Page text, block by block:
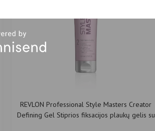
REVLON Professional Style Masters Creator
Defining Gel Stiprios fiksacijos plaukų gelis su